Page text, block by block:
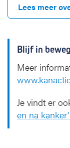
Lees meer
Blijf in
Meer
Je vindt er
en na